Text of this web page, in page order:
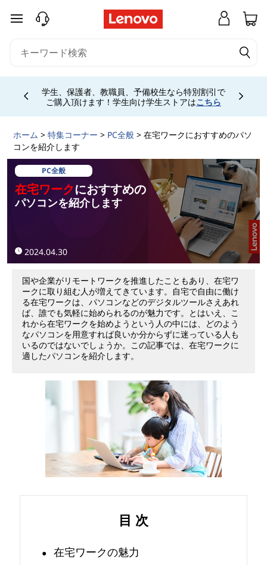
在
ク
に
お
す
め
メインコンテンツにスキップする
学生、保護者、教職員、予備校生なら特別割引で
ご購入頂けます！学生向け学生ストアはこちら
Currently displaying item 4 of
ホーム > 特集コーナー > PC全般 > 在宅ワークにおすすめのパソ
コンを紹介します
PC全般
在宅ワークにおすすめの
パソコンを紹介します
2024.04.30
国や企業がリモートワークを推進したこともあり、在宅ワ
ークに取り組む人が増えてきています。自宅で自由に働け
る在宅ワークは、パソコンなどのデジタルツールさえあれ
ば、誰でも気軽に始められるのが魅力です。とはいえ、こ
れから在宅ワークを始めようという人の中には、どのよう
なパソコンを用意すれば良いか分からずに迷っている人も
いるのではないでしょうか。この記事では、在宅ワークに
適したパソコンを紹介します。
目 次
在宅ワークの魅力